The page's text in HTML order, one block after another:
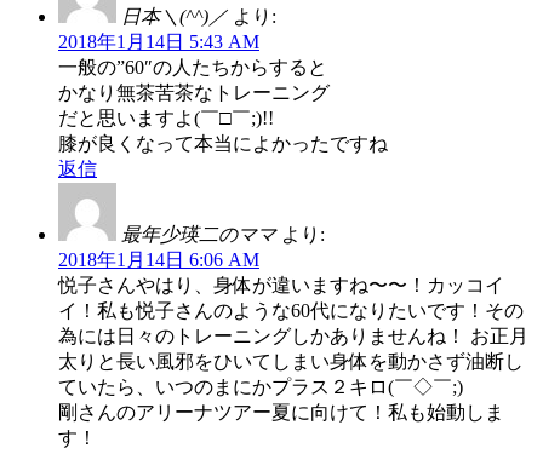
日本＼(^^)／ より:
2018年1月14日 5:43 AM
一般の”60″の人たちからすると
かなり無茶苦茶なトレーニング
だと思いますよ(￣□￣;)!!
膝が良くなって本当によかったですね
返信
最年少瑛二のママ より:
2018年1月14日 6:06 AM
悦子さんやはり、身体が違いますね〜〜！カッコイ
イ！私も悦子さんのような60代になりたいです！その
為には日々のトレーニングしかありませんね！ お正月
太りと長い風邪をひいてしまい身体を動かさず油断し
ていたら、いつのまにかプラス２キロ(￣◇￣;)
剛さんのアリーナツアー夏に向けて！私も始動しま
す！